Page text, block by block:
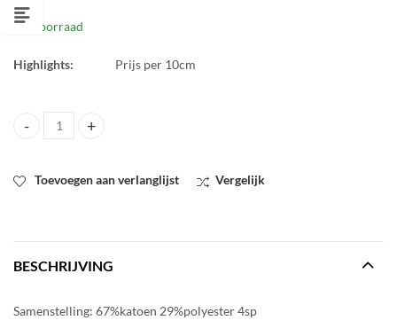
Op voorraad
Highlights: Prijs per 10cm
Jeans met elastan zalmroos quantity
Toevoegen aan verlanglijst Vergelijk
BESCHRIJVING
Samenstelling: 67%katoen 29%polyester 4sp